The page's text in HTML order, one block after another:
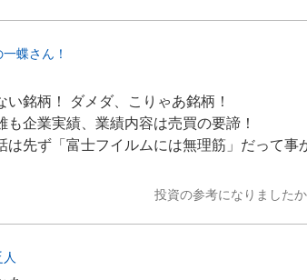
蝶さん！
い銘柄！ ダメダ、こりゃあ銘柄！
も企業実績、業績内容は売買の要諦！
は先ず「富士フイルムには無理筋」だって事
投資の参考になりましたか